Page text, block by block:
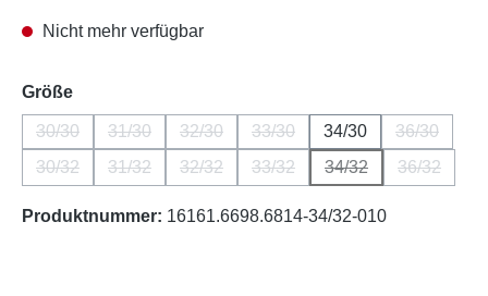
Nicht mehr verfügbar
Größeauswählen
30/30
(Diese Option ist zurzeit nicht verfügbar.)
31/30
(Diese Option ist zurzeit nicht verfügbar.)
32/30
(Diese Option ist zurzeit nicht verfügbar.)
33/30
(Diese Option ist zurzeit nicht
34/30 36/30
(Diese
30/32
(Diese Option ist zurzeit nicht verfügbar.)
31/32
(Diese Option ist zurzeit nicht verfügbar.)
32/32
(Diese Option ist zurzeit nicht verfügbar.)
33/32
(Diese Option ist zurzeit nicht
34/32
(Diese Option ist
36/32
Produktnummer: 16161.6698.6814-34/32-010